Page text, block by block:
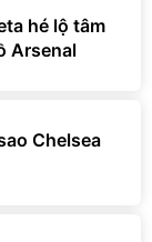
hé lộ tâm
Arsenal
Chelsea